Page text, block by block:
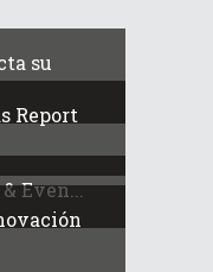
su
Report
Even...